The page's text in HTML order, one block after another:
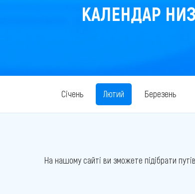
КАЛЕНДАР
Січень Лютий Березень
На нашому сайті ви зможете підібрати